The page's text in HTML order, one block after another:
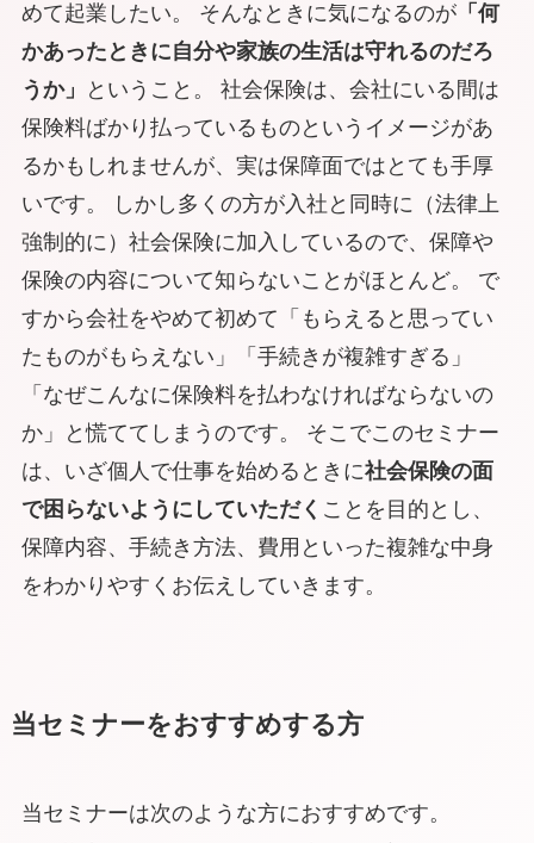
めて起業したい。 そんなときに気になるのが「何
かあったときに自分や家族の生活は守れるのだろ
うか」
ということ。 社会保険は、会社にいる間は
保険料ばかり払っているものというイメージがあ
るかもしれませんが、実は保障面ではとても手厚
いです。 しかし多くの方が入社と同時に（法律上
強制的に）社会保険に加入しているので、保障や
保険の内容について知らないことがほとんど。 で
すから会社をやめて初めて「もらえると思ってい
たものがもらえない」「手続きが複雑すぎる」
「なぜこんなに保険料を払わなければならないの
か」と慌ててしまうのです。 そこでこのセミナー
は、いざ個人で仕事を始めるときに社会保険の面
で困らないようにしていただく ことを目的とし、
保障内容、手続き方法、費用といった複雑な中身
をわかりやすくお伝えしていきます。
当セミナーをおすすめする方
当セミナーは次のような方におすすめです。